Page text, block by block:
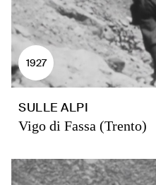
1927
SULLE ALPI
Vigo di Fassa (Trento)